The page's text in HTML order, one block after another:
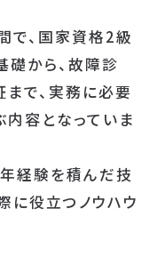
で、国家資格2級
礎から、故障診
まで、実務に必要
容となっていま
経験を積んだ技
に役立つノウハウ